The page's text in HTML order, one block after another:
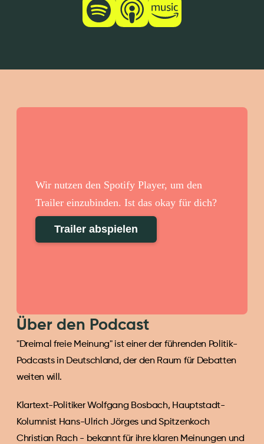
Wir nutzen den Spotify Player, um den
Trailer einzubinden. Ist das okay für dich?
Trailer abspielen
Über den Podcast
"Dreimal freie Meinung" ist einer der führenden Politik-
Podcasts in Deutschland, der den Raum für Debatten
weiten will.
Klartext-Politiker Wolfgang Bosbach, Hauptstadt-
Kolumnist Hans-Ulrich Jörges und Spitzenkoch
Christian Rach - bekannt für ihre klaren Meinungen und